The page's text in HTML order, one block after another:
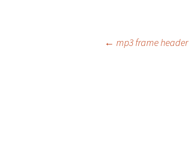
← mp3 frame header